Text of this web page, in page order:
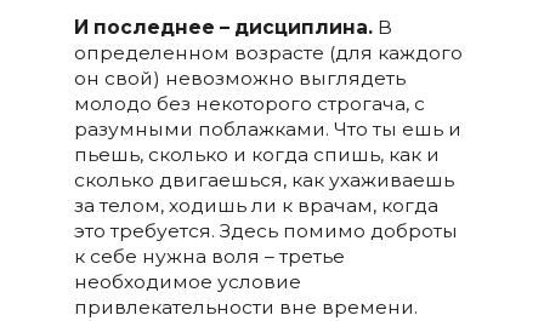
И последнее – дисциплина.В
определенном возрасте (для каждого
он свой) невозможно выглядеть
молодо без некоторого строгача, с
разумными поблажками. Что ты ешь и
пьешь, сколько и когда спишь, как и
сколько двигаешься, как ухаживаешь
за телом, ходишь ли к врачам, когда
это требуется. Здесь помимо доброты
к себе нужна воля – третье
необходимое условие
привлекательности вне времени.